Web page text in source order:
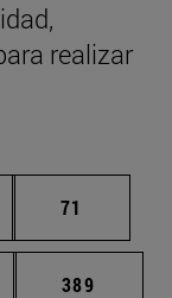
realizar
intermedias
Página
71
intermedias
Página
389